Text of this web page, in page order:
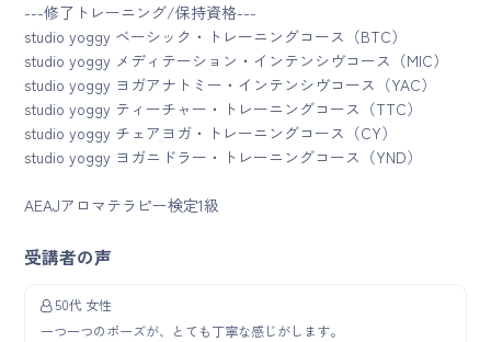
---修了トレーニング/保持資格---
studio yoggy ベーシック・トレーニングコース（BTC）
studio yoggy メディテーション・インテンシヴコース（MIC）
studio yoggy ヨガアナトミー・インテンシヴコース（YAC）
studio yoggy ティーチャー・トレーニングコース（TTC）
studio yoggy チェアヨガ・トレーニングコース（CY）
studio yoggy ヨガニドラー・トレーニングコース（YND）
AEAJアロマテラピー検定1級
受講者の声
50代 女性
一つ一つのポーズが、とても丁寧な感じがします。